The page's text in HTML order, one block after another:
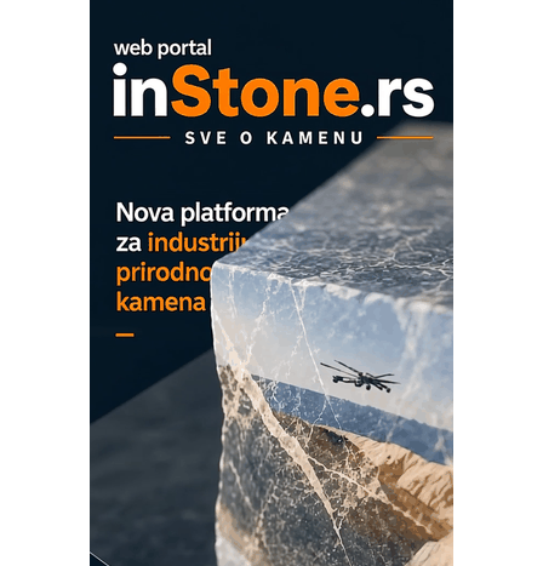
COMBYPACK
EVOKS Maintenance Management
ROSA i SCHUNK podižu proizvodnju
Detekcija različitih oblika